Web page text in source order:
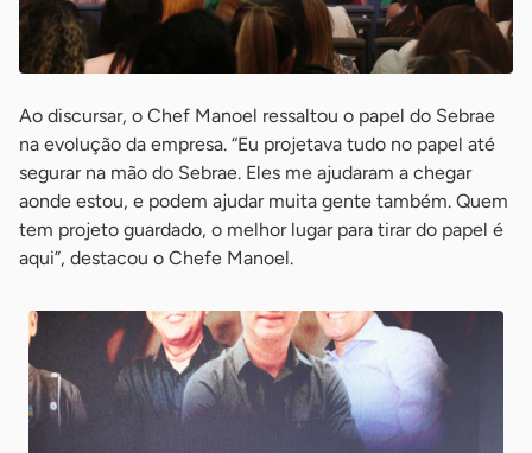
Ao discursar, o Chef Manoel ressaltou o papel do Sebrae
na evolução da empresa. “Eu projetava tudo no papel até
segurar na mão do Sebrae. Eles me ajudaram a chegar
aonde estou, e podem ajudar muita gente também. Quem
tem projeto guardado, o melhor lugar para tirar do papel é
aqui”, destacou o Chefe Manoel.